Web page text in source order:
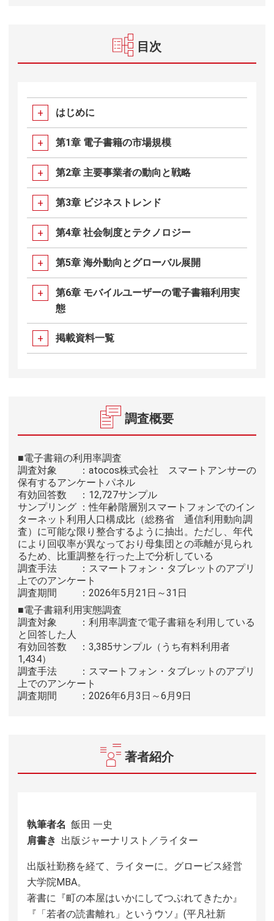
目次
はじめに
第1章 電子書籍の市場規模
第2章 主要事業者の動向と戦略
第3章 ビジネストレンド
第4章 社会制度とテクノロジー
第5章 海外動向とグローバル展開
第6章 モバイルユーザーの電子書籍利用実
態
掲載資料一覧
調査概要
■電子書籍の利用率調査
調査対象 ：atocos株式会社 スマートアンサーの
保有するアンケートパネル
有効回答数 ：12,727サンプル
サンプリング ：性年齢階層別スマートフォンでのイン
ターネット利用人口構成比（総務省 通信利用動向調
査）に可能な限り整合するように抽出。ただし、年代
により回収率が異なっており母集団との乖離が見られ
るため、比重調整を行った上で分析している
調査手法 ：スマートフォン・タブレットのアプリ
上でのアンケート
調査期間 ：2026年5月21日～31日
■電子書籍利用実態調査
調査対象 ：利用率調査で電子書籍を利用している
と回答した人
有効回答数 ：3,385サンプル（うち有料利用者
1,434）
調査手法 ：スマートフォン・タブレットのアプリ
上でのアンケート
調査期間 ：2026年6月3日～6月9日
著者紹介
執筆者名 飯田 一史
肩書き 出版ジャーナリスト／ライター
出版社勤務を経て、ライターに。グロービス経営
大学院MBA。
著書に『町の本屋はいかにしてつぶれてきたか』
『「若者の読書離れ」というウソ』(平凡社新